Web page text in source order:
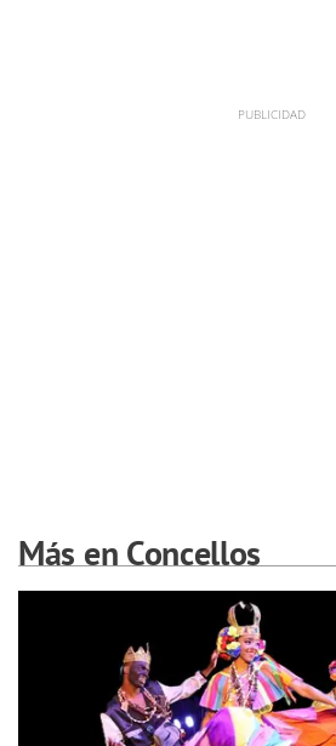
Más en Concellos